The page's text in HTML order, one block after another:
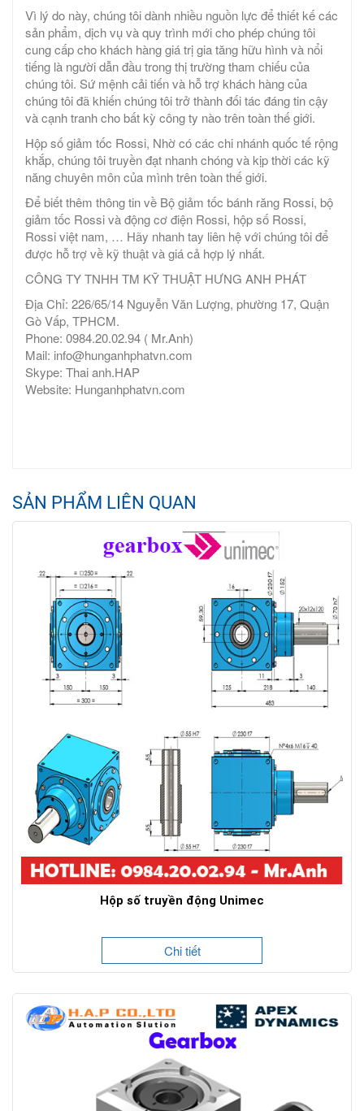
Vì lý do này, chúng tôi dành nhiều nguồn lực để thiết kế các
sản phẩm, dịch vụ và quy trình mới cho phép chúng tôi
cung cấp cho khách hàng giá trị gia tăng hữu hình và nổi
tiếng là người dẫn đầu trong thị trường tham chiếu của
chúng tôi. Sứ mệnh cải tiến và hỗ trợ khách hàng của
chúng tôi đã khiến chúng tôi trở thành đối tác đáng tin cậy
và cạnh tranh cho bất kỳ công ty nào trên toàn thế giới.
Hộp số giảm tốc Rossi, Nhờ có các chi nhánh quốc tế rộng
khắp, chúng tôi truyền đạt nhanh chóng và kịp thời các kỹ
năng chuyên môn của mình trên toàn thế giới.
Để biết thêm thông tin về Bộ giảm tốc bánh răng Rossi, bộ
giảm tốc Rossi và động cơ điện Rossi, hộp số Rossi,
Rossi việt nam, … Hãy nhanh tay liên hệ với chúng tôi để
được hỗ trợ về kỹ thuật và giá cả hợp lý nhất.
CÔNG TY TNHH TM KỸ THUẬT HƯNG ANH PHÁT
Địa Chỉ: 226/65/14 Nguyễn Văn Lượng, phường 17, Quận
Gò Vấp, TPHCM.
Phone: 0984.20.02.94 ( Mr.Anh)
Mail: info@hunganhphatvn.com
Skype: Thai anh.HAP
Website: Hunganhphatvn.com
SẢN PHẨM LIÊN QUAN
Hộp số truyền động Unimec
Chi tiết